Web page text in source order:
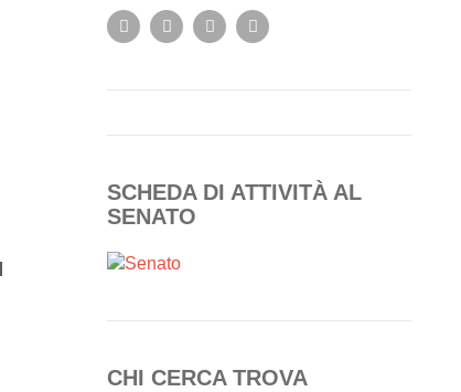
SCHEDA DI ATTIVITÀ AL
SENATO
CHI CERCA TROVA